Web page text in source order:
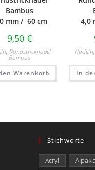
Bambus
mm / 60 cm
9,50 €
,Rundstricknadel
Bambus
Warenkorb
4,0
Nadeln,
In
Stichworte
Acryl Alpaka